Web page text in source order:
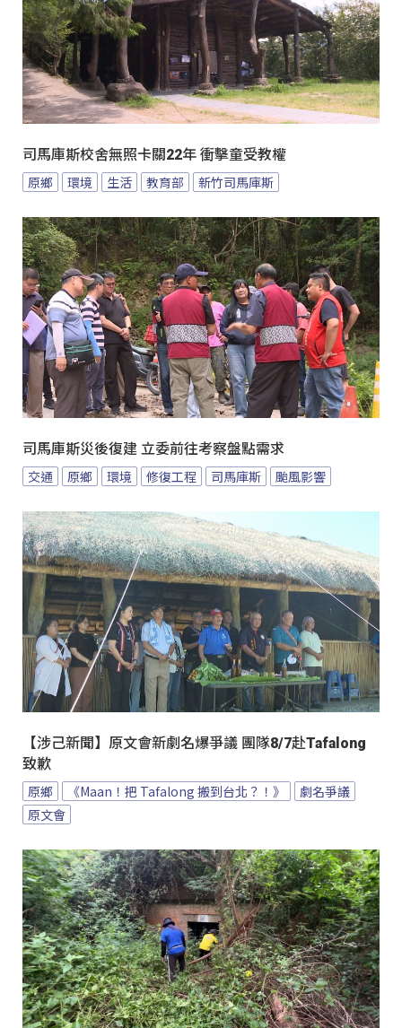
司馬庫斯校舍無照卡關22年 衝擊童受教權
原鄉 環境 生活 教育部 新竹司馬庫斯
司馬庫斯災後復建 立委前往考察盤點需求
交通 原鄉 環境 修復工程 司馬庫斯 颱風影響
【涉己新聞】原文會新劇名爆爭議 團隊8/7赴Tafalong
致歉
原鄉 《Maan！把 Tafalong 搬到台北？！》
劇名爭議
原文會